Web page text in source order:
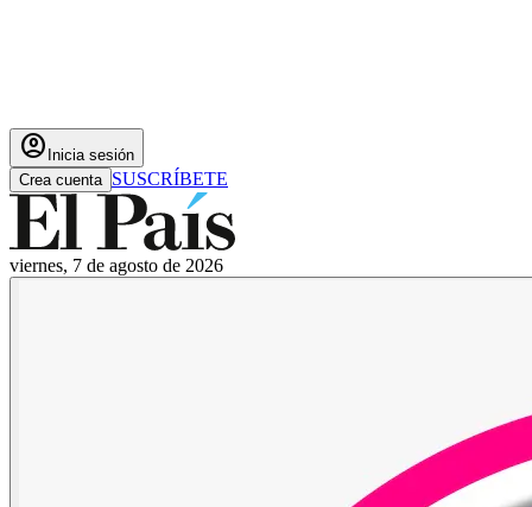
account_circle Inicia sesión
Crea cuenta SUSCRÍBETE
viernes, 7 de agosto de 2026